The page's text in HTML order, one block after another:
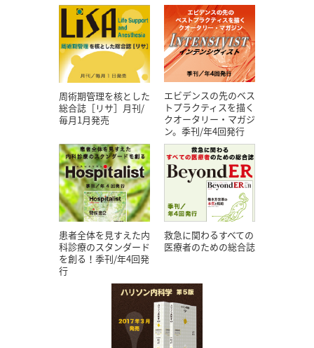
周術期管理を核とした
総合誌［リサ］月刊/
毎月1月発売
エビデンスの先のベス
トプラクティスを描く
クオータリー・マガジ
ン。季刊/年4回発行
患者全体を見すえた内
科診療のスタンダード
を創る！季刊/年4回発
行
救急に関わるすべての
医療者のための総合誌